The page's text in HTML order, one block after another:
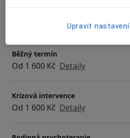
Detaily
Běžný termín
Od 1 600 Kč Detaily
Krizová intervence
Od 1 600 Kč Detaily
Upravit nastavení